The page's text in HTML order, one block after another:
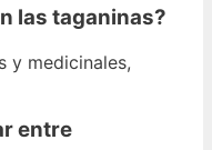
las taganinas?
y medicinales,
entre